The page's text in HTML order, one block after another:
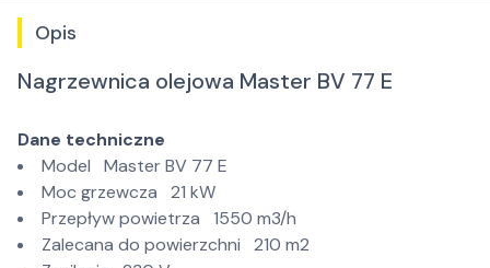
Opis
Nagrzewnica olejowa Master BV 77 E
Dane techniczne
Model Master BV 77 E
Moc grzewcza 21 kW
Przepływ powietrza 1550 m3/h
Zalecana do powierzchni 210 m2